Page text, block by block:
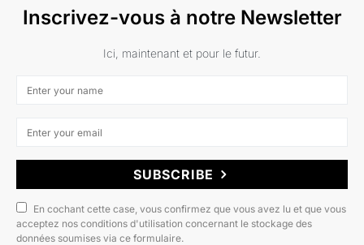
Inscrivez-vous à notre Newsletter
Ici, maintenant et pour le futur.
SUBSCRIBE
En cochant cette case, vous confirmez que vous avez lu et que vous
acceptez nos conditions d'utilisation concernant le stockage des
données soumises via ce formulaire.